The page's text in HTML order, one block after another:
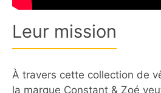
Leur mission
À travers cette collection de
la marque Constant & Zoé